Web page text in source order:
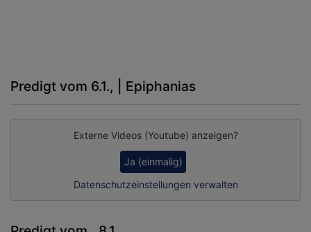
Predigt vom 6.1., | Epiphanias
Externe Videos (Youtube) anzeigen?
Ja (einmalig)
Datenschutzeinstellungen verwalten